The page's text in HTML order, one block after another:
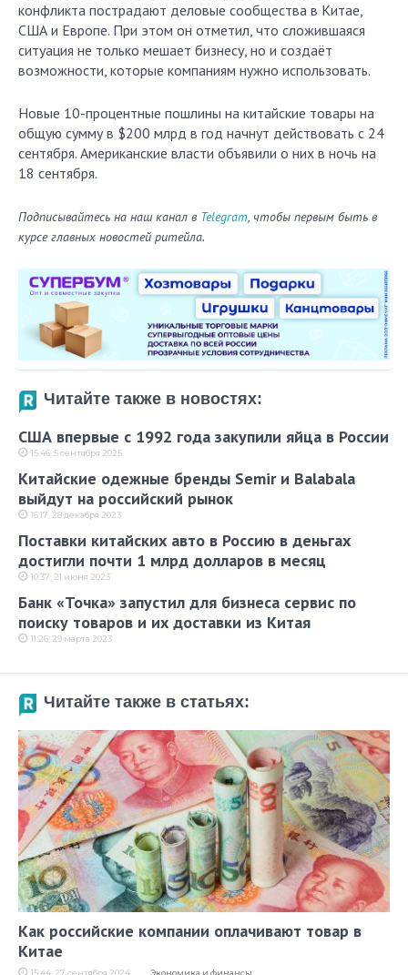
конфликта пострадают деловые сообщества в Китае,
США и Европе. При этом он отметил, что сложившаяся
ситуация не только мешает бизнесу, но и создаёт
возможности, которые компаниям нужно использовать.
Новые 10-процентные пошлины на китайские товары на
общую сумму в $200 млрд в год начнут действовать с 24
сентября. Американские власти объявили о них в ночь на
18 сентября.
Подписывайтесь на наш канал в Telegram, чтобы первым быть в
курсе главных новостей ритейла.
Читайте также в новостях:
США впервые с 1992 года закупили яйца в России
15:46, 5 сентября 2025
Китайские одежные бренды Semir и Balabala
выйдут на российский рынок
16:17, 28 декабря 2023
Поставки китайских авто в Россию в деньгах
достигли почти 1 млрд долларов в месяц
10:37, 21 июня 2023
Банк «Точка» запустил для бизнеса сервис по
поиску товаров и их доставки из Китая
11:26, 29 марта 2023
Читайте также в статьях:
Как российские компании оплачивают товар в
Китае